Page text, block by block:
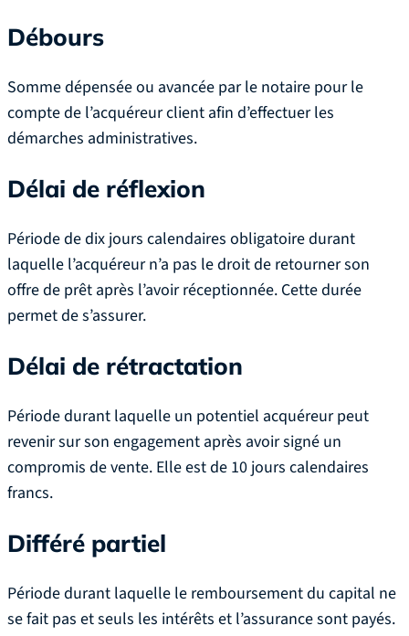
Débours
Somme dépensée ou avancée par le notaire pour le
compte de l’acquéreur client afin d’effectuer les
démarches administratives.
Délai de réflexion
Période de dix jours calendaires obligatoire durant
laquelle l’acquéreur n’a pas le droit de retourner son
offre de prêt après l’avoir réceptionnée. Cette durée
permet de s’assurer.
Délai de rétractation
Période durant laquelle un potentiel acquéreur peut
revenir sur son engagement après avoir signé un
compromis de vente. Elle est de 10 jours calendaires
francs.
Différé partiel
Période durant laquelle le remboursement du capital ne
se fait pas et seuls les intérêts et l’assurance sont payés.